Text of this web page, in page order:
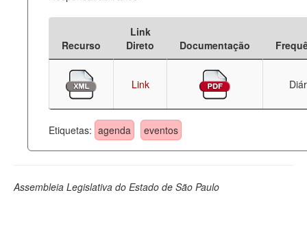
Processo Legislativo
Deputados Estaduais
Administração
Legislação
Perguntas frequentes
Recurso
Link
Direto
Documentação
Link
Etiquetas: agenda eventos
Assembleia Legislativa do Estado de São Paulo